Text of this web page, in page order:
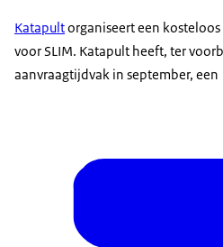
Katapultorganiseert een
voor SLIM. Katapult heeft, ter
aanvraagtijdvak in september, een